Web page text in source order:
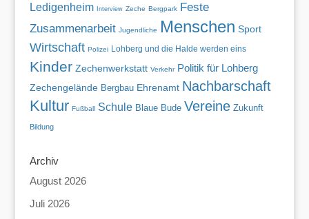
Ledigenheim Interview Zeche Bergpark Feste
Zusammenarbeit Jugendliche Menschen Sport
Wirtschaft Polizei Lohberg und die Halde werden eins
Kinder Zechenwerkstatt Verkehr Politik für Lohberg
Zechengelände Bergbau Ehrenamt Nachbarschaft
Kultur Fußball Schule Blaue Bude Vereine Zukunft
Bildung
Archiv
August 2026
Juli 2026